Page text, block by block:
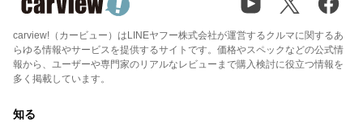
carview!（カービュー）はLINEヤフー株式会社が運営するクルマに関するあ
らゆる情報やサービスを提供するサイトです。価格やスペックなどの公式情
報から、ユーザーや専門家のリアルなレビューまで購入検討に役立つ情報を
多く掲載しています。
知る